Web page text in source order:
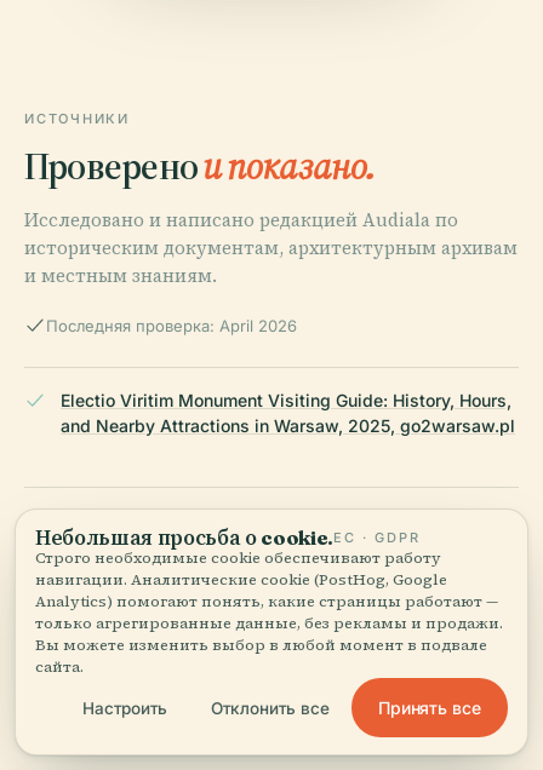
ИСТОЧНИКИ
Проверенои показано.
Исследовано и написано редакцией Audiala по
историческим документам, архитектурным архивам
и местным знаниям.
Последняя проверка: April 2026
Electio Viritim Monument Visiting Guide: History, Hours,
and Nearby Attractions in Warsaw, 2025, go2warsaw.pl
History, Symbolism, and Visitor Guide, 2025,
tripomatic.com
Visiting the Electio Viritim Monument in Warsaw: Hours,
Tickets, and Historical Significance, 2025,
warsawtour.pl
Небольшая просьба о cookie.ЕС · GDPR
Строго необходимые cookie обеспечивают работу
навигации. Аналитические cookie (PostHog, Google
Analytics) помогают понять, какие страницы работают —
только агрегированные данные, без рекламы и продажи.
Вы можете изменить выбор в любой момент в подвале
сайта.
Настроить Отклонить все Принять все